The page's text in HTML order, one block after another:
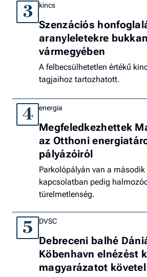
3 kincs
Szenzációs
aranyleletekre
vármegyében
A felbecsülhetetlen értékű
tagjaihoz tartozhatott.
4 energia
Megfeledkezhettek
az Otthoni
pályázóiról
Parkolópályán van a
kapcsolatban pedig
türelmetlenség.
5 DVSC
Debreceni balhé
Köbenhavn elnézést
magyarázatot követel